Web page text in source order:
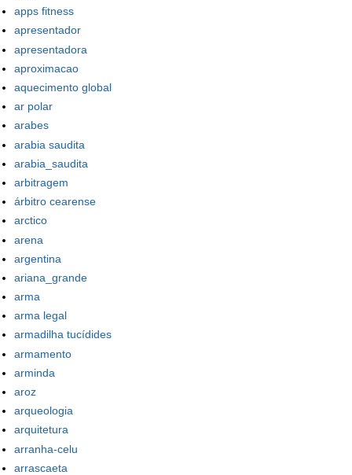
apps fitness
apresentador
apresentadora
aproximacao
aquecimento global
ar polar
arabes
arabia saudita
arabia_saudita
arbitragem
árbitro cearense
arctico
arena
argentina
ariana_grande
arma
arma legal
armadilha tucídides
armamento
arminda
aroz
arqueologia
arquitetura
arranha-celu
arrascaeta